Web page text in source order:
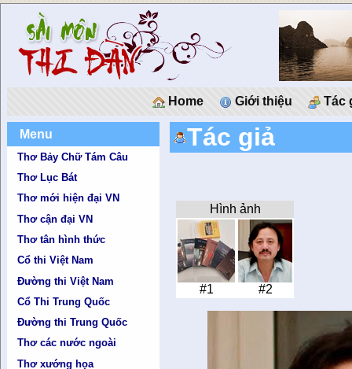
Home Giới thiệu Tác
Menu
Thơ Bảy Chữ Tám Câu
Thơ Lục Bát
Thơ mới hiện đại VN
Thơ cận đại VN
Thơ tân hình thức
Cổ thi Việt Nam
Đường thi Việt Nam
Cổ Thi Trung Quốc
Đường thi Trung Quốc
Thơ các nước ngoài
Thơ xướng họa
Tác giả
Hình ảnh
#1 #2